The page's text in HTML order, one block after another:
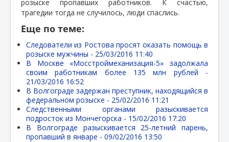
розыске пропавших работников. К счастью,
трагедии тогда не случилось, люди спаслись.
Еще по теме:
Следователи из Ростова просят оказать помощь в
розыске мужчины - 25/03/2016 11:40
В Москве «Мосстроймеханизация-5» задолжала
своим работникам более 135 млн рублей -
21/03/2016 16:52
В Волгограде задержан преступник, находящийся в
федеральном розыске - 25/02/2016 11:21
Следственными органами разыскивается
подросток из Мончегорска - 15/02/2016 17:20
В Волгограде разыскивается 25-летний парень,
пропавший в январе - 09/02/2016 13:50